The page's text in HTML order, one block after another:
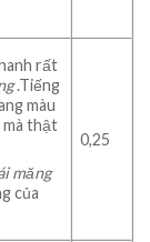
rất
.Tiếng
màu
mà thật
măng
của
0,25